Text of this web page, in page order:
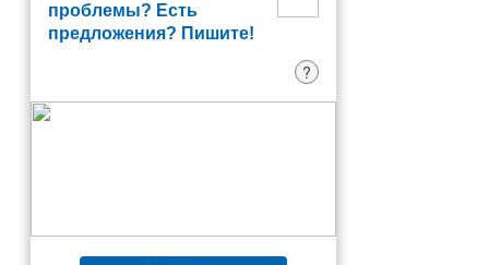
проблемы? Есть
предложения? Пишите!
?